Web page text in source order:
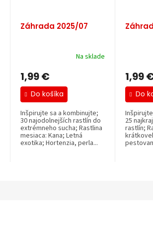
Záhrada 2025/07
Na sklade
1,99 €
Do košíka
Inšpirujte sa a kombinujte;
30 najodolnejších rastlín do
extrémneho sucha; Rastlina
mesiaca: Kana; Letná
exotika; Hortenzia, perla...
1,99
Do
25
rastlín;